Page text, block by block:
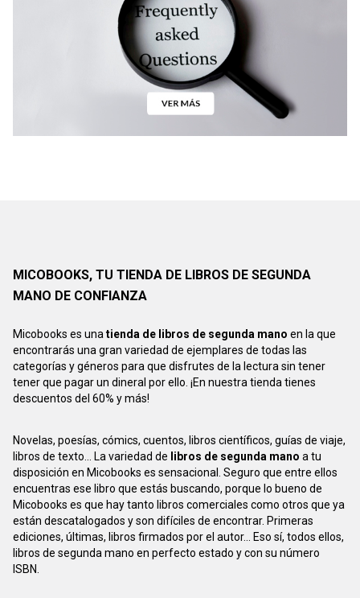
MICOBOOKS, TU TIENDA DE LIBROS DE SEGUNDA
MANO DE CONFIANZA
Micobooks es unatienda de libros de segunda mano en la que
encontrarás una gran variedad de ejemplares de todas las
categorías y géneros para que disfrutes de la lectura sin tener
tener que pagar un dineral por ello. ¡En nuestra tienda tienes
descuentos del 60% y más!
Novelas, poesías, cómics, cuentos, libros científicos, guías de viaje,
libros de texto... La variedad de libros de segunda mano a tu
disposición en Micobooks es sensacional. Seguro que entre ellos
encuentras ese libro que estás buscando, porque lo bueno de
Micobooks es que hay tanto libros comerciales como otros que ya
están descatalogados y son difíciles de encontrar. Primeras
ediciones, últimas, libros firmados por el autor... Eso sí, todos ellos,
libros de segunda mano en perfecto estado y con su número
ISBN.